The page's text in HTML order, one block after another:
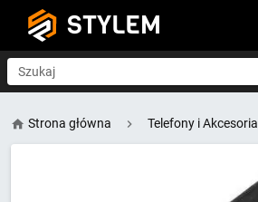
STYLEM
Szukaj
Strona główna Telefony i Akcesoria